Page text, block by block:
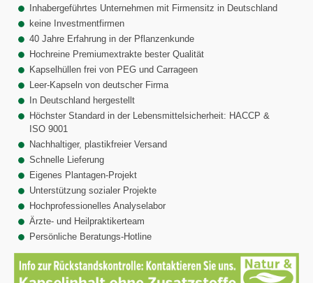
Inhabergeführtes Unternehmen mit Firmensitz in Deutschland
keine Investmentfirmen
40 Jahre Erfahrung in der Pflanzenkunde
Hochreine Premiumextrakte bester Qualität
Kapselhüllen frei von PEG und Carrageen
Leer-Kapseln von deutscher Firma
In Deutschland hergestellt
Höchster Standard in der Lebensmittelsicherheit: HACCP &
ISO 9001
Nachhaltiger, plastikfreier Versand
Schnelle Lieferung
Eigenes Plantagen-Projekt
Unterstützung sozialer Projekte
Hochprofessionelles Analyselabor
Ärzte- und Heilpraktikerteam
Persönliche Beratungs-Hotline